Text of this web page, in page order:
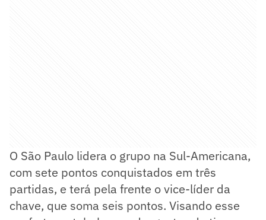
O São Paulo lidera o grupo na Sul-Americana,
com sete pontos conquistados em três
partidas, e terá pela frente o vice-líder da
chave, que soma seis pontos. Visando esse